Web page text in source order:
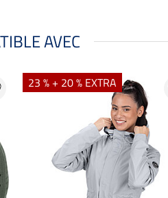
AVEC
23 % + 20 % EXTRA